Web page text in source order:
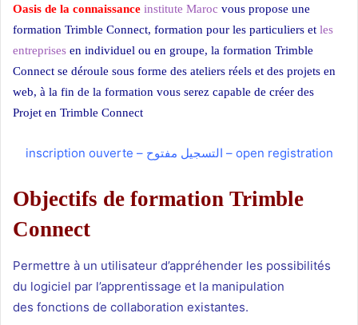
Oasis de la connaissance institute Maroc vous propose une
formation Trimble Connect, formation pour les particuliers et les
entreprises en individuel ou en groupe, la formation Trimble
Connect se déroule sous forme des ateliers réels et des projets en
web, à la fin de la formation vous serez capable de créer des
Projet en Trimble Connect
inscription ouverte – التسجيل مفتوح – open registration
Objectifs de formation Trimble
Connect
Permettre à un utilisateur d’appréhender les possibilités
du logiciel par l’apprentissage et la manipulation
des fonctions de collaboration existantes.